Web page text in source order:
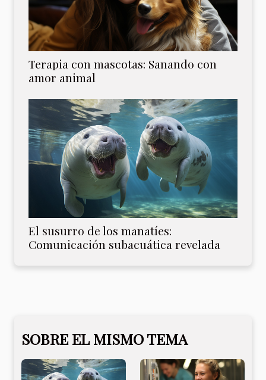
Terapia con mascotas: Sanando con
amor animal
El susurro de los manatíes:
Comunicación subacuática revelada
SOBRE EL MISMO TEMA